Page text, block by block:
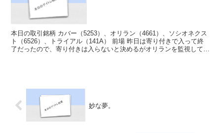
本日の取引銘柄 カバー（5253）、オリラン（4661）、ソシオネクス
ト（6526）、トライアル（141A） 前場 昨日は寄り付きで入って終
了だったので、寄り付きは入らないと決めるがオリランを監視してい
妙な夢。